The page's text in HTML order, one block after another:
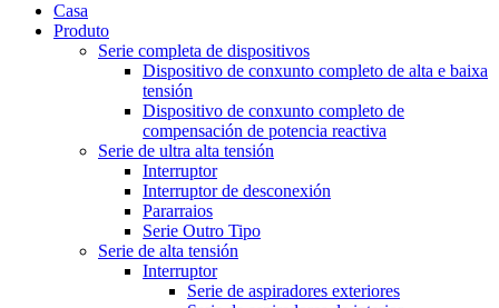
Casa
Produto
Serie completa de dispositivos
Dispositivo de conxunto completo de alta e baixa
tensión
Dispositivo de conxunto completo de
compensación de potencia reactiva
Serie de ultra alta tensión
Interruptor
Interruptor de desconexión
Pararraios
Serie Outro Tipo
Serie de alta tensión
Interruptor
Serie de aspiradores exteriores